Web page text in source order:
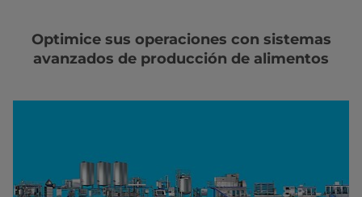
Optimice sus operaciones con sistemas
avanzados de producción de alimentos